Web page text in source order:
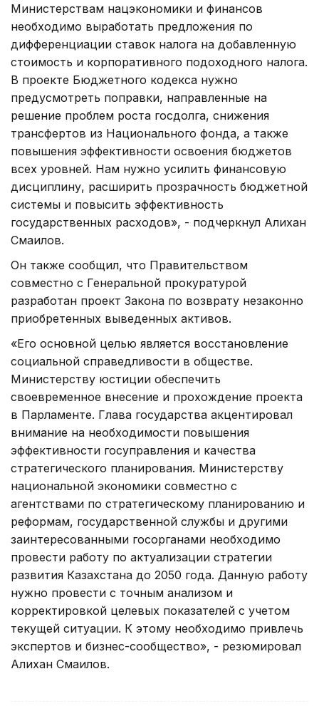
Министерствам нацэкономики и финансов
необходимо выработать предложения по
дифференциации ставок налога на добавленную
стоимость и корпоративного подоходного налога.
В проекте Бюджетного кодекса нужно
предусмотреть поправки, направленные на
решение проблем роста госдолга, снижения
трансфертов из Национального фонда, а также
повышения эффективности освоения бюджетов
всех уровней. Нам нужно усилить финансовую
дисциплину, расширить прозрачность бюджетной
системы и повысить эффективность
государственных расходов», - подчеркнул Алихан
Смаилов.
Он также сообщил, что Правительством
совместно с Генеральной прокуратурой
разработан проект Закона по возврату незаконно
приобретенных выведенных активов.
«Его основной целью является восстановление
социальной справедливости в обществе.
Министерству юстиции обеспечить
своевременное внесение и прохождение проекта
в Парламенте. Глава государства акцентировал
внимание на необходимости повышения
эффективности госуправления и качества
стратегического планирования. Министерству
национальной экономики совместно с
агентствами по стратегическому планированию и
реформам, государственной службы и другими
заинтересованными госорганами необходимо
провести работу по актуализации стратегии
развития Казахстана до 2050 года. Данную работу
нужно провести с точным анализом и
корректировкой целевых показателей с учетом
текущей ситуации. К этому необходимо привлечь
экспертов и бизнес-сообщество», - резюмировал
Алихан Смаилов.